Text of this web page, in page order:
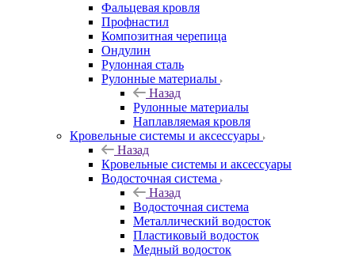
Фальцевая кровля
Профнастил
Композитная черепица
Ондулин
Рулонная сталь
Рулонные материалы
Назад
Рулонные материалы
Наплавляемая кровля
Кровельные системы и аксессуары
Назад
Кровельные системы и аксессуары
Водосточная система
Назад
Водосточная система
Металлический водосток
Пластиковый водосток
Медный водосток